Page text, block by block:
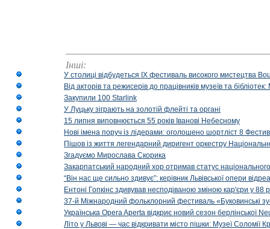
Інші:
У столиці відбудеться IX фестиваль високого мистецтва
Від акторів та режисерів до працівників музеїв та
Закупили 100 Starlink
У Луцьку зіграють на золотій флейті та органі
15 липня виповнюється 55 років Іванові Небесному
Нові імена поруч із лідерами: оголошено шортліст 8
Пішов із життя легендарний диригент оркестру
Згадуємо Мирослава Скорика
Закарпатський народний хор отримав статус національного
“Він нас ще сильно здивує”: керівник Львівської опери
Ентоні Гопкінс здивував несподіваною зміною кар'єри у 88
37-й Міжнародний фольклорний фестиваль «Буковинські
Українська Opera Aperta відкриє новий сезон берлінської
Літо у Львові — час відкривати місто пішки: Музеї Соломії